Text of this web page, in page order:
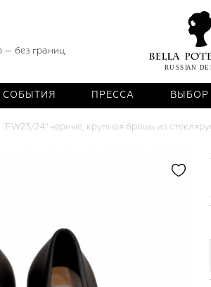
— без границ.
СОБЫТИЯ ПРЕССА ВЫБОР
"FW23/24" черные, крупная брошь из